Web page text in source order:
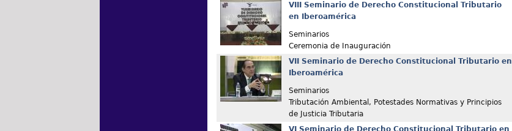
VIII Seminario de Derecho Constitucional Tributario
en Iberoamérica
Seminarios
Ceremonia de Inauguración
VII Seminario de Derecho Constitucional Tributario en
Iberoamérica
Seminarios
Tributación Ambiental, Potestades Normativas y Principios
de Justicia Tributaria
VI Seminario de Derecho Constitucional Tributario en